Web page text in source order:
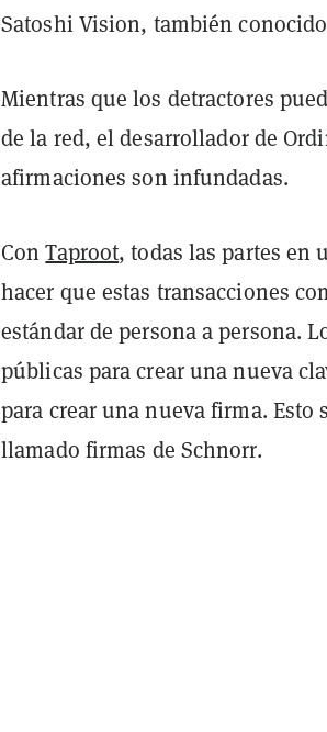
Satoshi Vision, también
Mientras que los detractores
de la red, el desarrollador de
afirmaciones son infundadas.
ConTaproot, todas las partes en
hacer que estas transacciones
estándar de persona a persona.
públicas para crear una nueva
para crear una nueva firma. Esto
llamado firmas de Schnorr.